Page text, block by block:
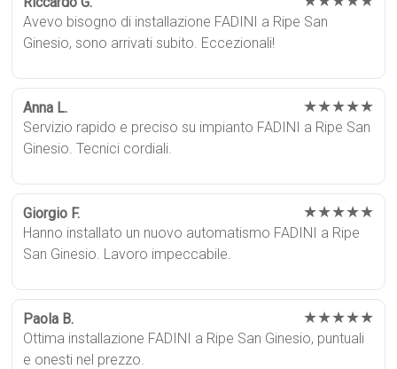
Avevo bisogno di installazione FADINI a Ripe San
Ginesio, sono arrivati subito. Eccezionali!
Anna L. ★★★★★
Servizio rapido e preciso su impianto FADINI a Ripe San
Ginesio. Tecnici cordiali.
Giorgio F. ★★★★★
Hanno installato un nuovo automatismo FADINI a Ripe
San Ginesio. Lavoro impeccabile.
Paola B. ★★★★★
Ottima installazione FADINI a Ripe San Ginesio, puntuali
e onesti nel prezzo.